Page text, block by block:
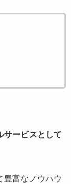
サービスとして
豊富なノウハウ